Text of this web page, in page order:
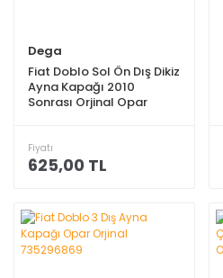
Dega
Fiat Doblo Sol Ön Dış Dikiz
Ayna Kapağı 2010
Sonrası Orjinal Opar
Fiyatı
625,00 TL